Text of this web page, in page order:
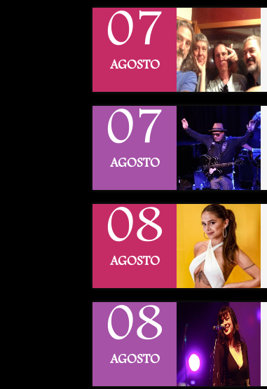
07
AGOSTO
07
AGOSTO
08
AGOSTO
08
AGOSTO